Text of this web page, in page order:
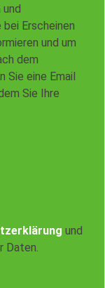
Erscheinen
und um
dem
Sie eine Email
Sie Ihre
und
Daten.